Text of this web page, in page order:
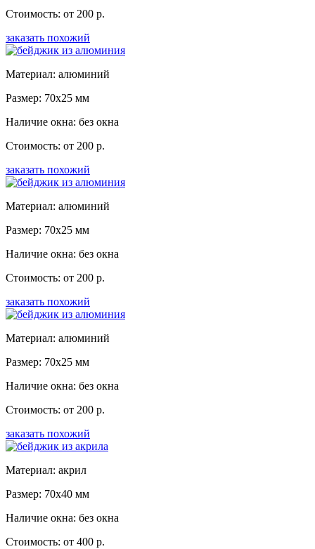
Стоимость: от 200 р.
заказать похожий
Материал: алюминий
Размер: 70x25 мм
Наличие окна: без окна
Стоимость: от 200 р.
заказать похожий
Материал: алюминий
Размер: 70x25 мм
Наличие окна: без окна
Стоимость: от 200 р.
заказать похожий
Материал: алюминий
Размер: 70x25 мм
Наличие окна: без окна
Стоимость: от 200 р.
заказать похожий
Материал: акрил
Размер: 70x40 мм
Наличие окна: без окна
Стоимость: от 400 р.